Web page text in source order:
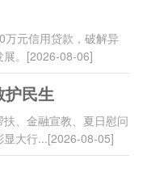
万元信用贷款，破解异
。 [2026-08-06]
护民生
、金融宣教、夏日慰问
显大行...[2026-08-05]